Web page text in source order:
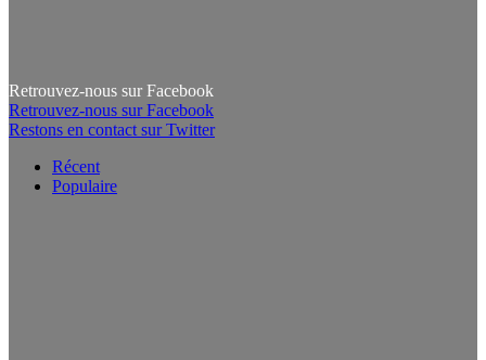
Retrouvez-nous sur Facebook
Retrouvez-nous sur Facebook
Restons en contact sur Twitter
Récent
Populaire